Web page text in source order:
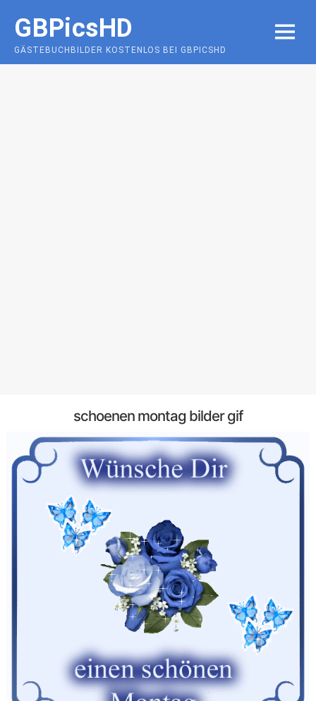
content
GBPicsHD
GÄSTEBUCHBILDER KOSTENLOS BEI GBPICSHD
MENU
schoenen montag bilder gif